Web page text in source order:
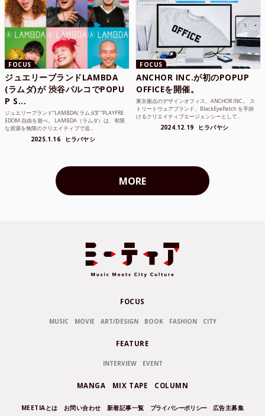
FOCUS
ジュエリーブランドLAMBDA
(ラムダ)が 渋谷パルコでPOPU
P S...
ジュエリーブランド“LAMBDA( ラムダ))” “PLAYFRE
EDOM 自由を遊べ。 LAMBDA（ラムダ）は、有限
な資源を無限のクリエイティブで追...
2025.1.16 ヒラバヤシ
FOCUS
ANCHOR INC.が初のPOPUP
OFFICEを開催。
東京拠点のデザインオフィス、ANCHOR INC.。 ス
トリートウェアブランド、BlackEyePatch を手掛
けるクリエイティブエージェンシーとして...
2024.12.19 ヒラバヤシ
MORE
FOCUS
MUSIC MOVIE ART/DESIGN BOOK FASHION CITY
FEATURE
INTERVIEW EVENT
MANGA MIX TAPE COLUMN
MEETIAとは お問い合わせ 新着記事一覧 プライバシーポリシー 広告主募集